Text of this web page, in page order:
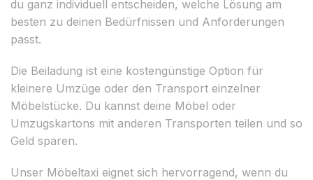
du ganz individuell entscheiden, welche Lösung am
besten zu deinen Bedürfnissen und Anforderungen
passt.
Die Beiladung ist eine kostengünstige Option für
kleinere Umzüge oder den Transport einzelner
Möbelstücke. Du kannst deine Möbel oder
Umzugskartons mit anderen Transporten teilen und so
Geld sparen.
Unser Möbeltaxi eignet sich hervorragend, wenn du